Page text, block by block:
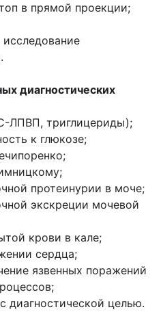
в прямой проекции;
диагностических
триглицериды);
к глюкозе;
протеинурии в моче;
экскреции мочевой
крови в кале;
сердца;
язвенных поражений
целью.